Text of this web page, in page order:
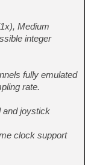
Medium
integer
fully emulated
rate.
and joystick
clock support